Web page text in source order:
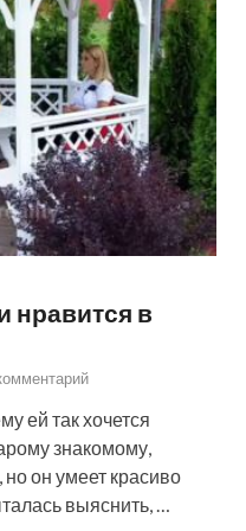
нравится в
ей так хочется
знакомому,
но он умеет красиво
выяснить, …